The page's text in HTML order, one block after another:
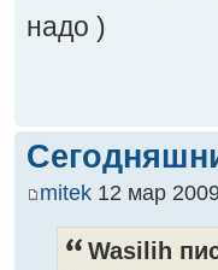
надо )
mitek 12 мар
Wasilih